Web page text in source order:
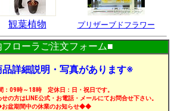
観葉植物 プリザーブドフラワー
ローラご注文フォーム■
詳細説明・写真があります※
：09時～18時 定休日：日・祝日です。
の方はLINE公式・お電話・メールにてお問合せ下さい。
盆期間中の休業のお知らせ◆◆